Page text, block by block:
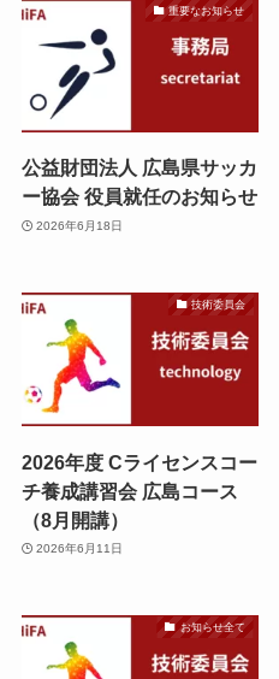
重要なお知らせ
公益財団法人 広島県サッカ
ー協会 役員就任のお知らせ
2026年6月18日
技術委員会
2026年度 Cライセンスコー
チ養成講習会 広島コース
（8月開講）
2026年6月11日
お知らせ全て